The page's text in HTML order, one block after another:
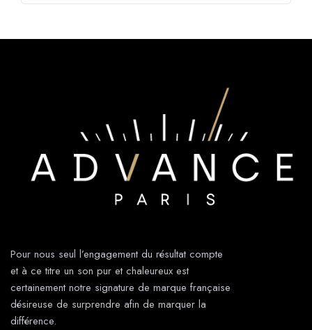
Pour nous seul l’engagement du résultat compte
et à ce titre un son pur et chaleureux est
certainement notre signature de marque française
désireuse de surprendre afin de marquer la
différence.